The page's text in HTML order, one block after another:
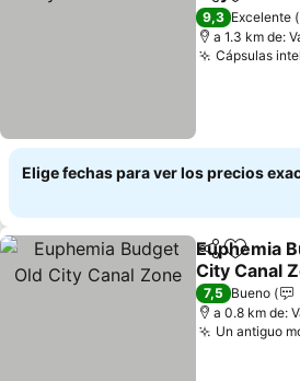
9,3 Excelente
a 1.3 km de:
Cápsulas
Elige fechas para ver los precios
Compartir
Euphemia
City Canal
7,5 Bueno
a 0.8 km de:
Un antiguo